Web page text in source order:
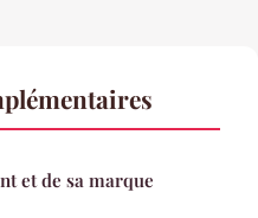
et de sa marque